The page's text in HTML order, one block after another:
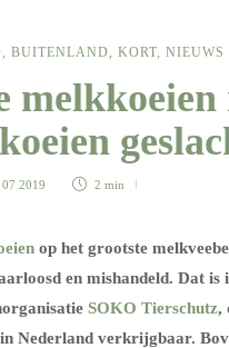
, BUITENLAND, KORT, NIEUWS
melkkoeien
07 2019 2 min
op het grootste
en mishandeld. Dat is
SOKO Tierschutz,
Nederland verkrijgbaar.